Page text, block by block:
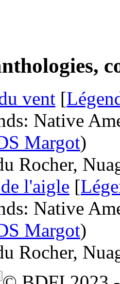
vent [
Native
Margot)
Rocher,
l'aigle [
Native
Margot)
Rocher,